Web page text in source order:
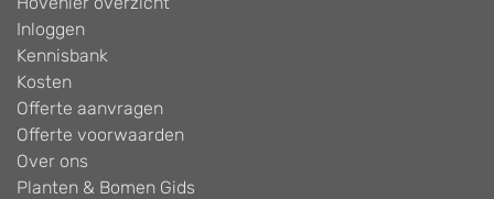
Inloggen
Kennisbank
Kosten
Offerte aanvragen
Offerte voorwaarden
Over ons
Planten & Bomen Gids